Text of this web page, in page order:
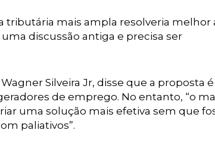
tributária mais ampla resolveria melhor
discussão antiga e precisa ser
Silveira Jr, disse que a proposta é
de emprego. No entanto, “o
uma solução mais efetiva sem que
paliativos”.